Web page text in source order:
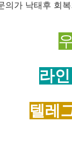
의가 낙태후 회
라
텔레